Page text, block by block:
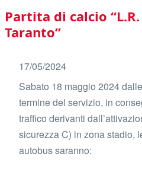
Main
navigation
Partita di calcio “L.R.
Taranto”
17/05/2024
Sabato 18 maggio 2024
termine del servizio, in
traffico derivanti
sicurezza C) in zona stadio,
autobus saranno: